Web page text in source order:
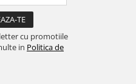
cu promotiile
in Politica de